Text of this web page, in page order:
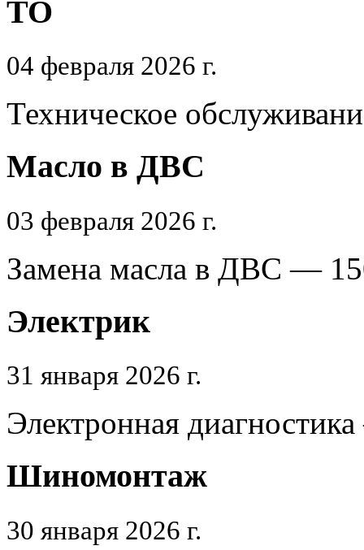
ТО
04 февраля 2026 г.
Техническое
Масло в ДВС
03 февраля 2026 г.
Замена масла в ДВС —
Электрик
31 января 2026 г.
Электронная
Шиномонтаж
30 января 2026 г.